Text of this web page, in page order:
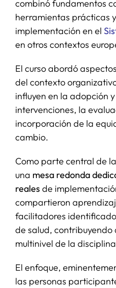
combinó fundamentos
herramientas prácticas
implementación en el
en otros contextos
El curso abordó
del contexto
influyen en la adopción
intervenciones, la
incorporación de la
cambio.
Como parte central de
una mesa redonda
reales de
compartieron
facilitadores
de salud,
multinivel de la
El enfoque,
las personas